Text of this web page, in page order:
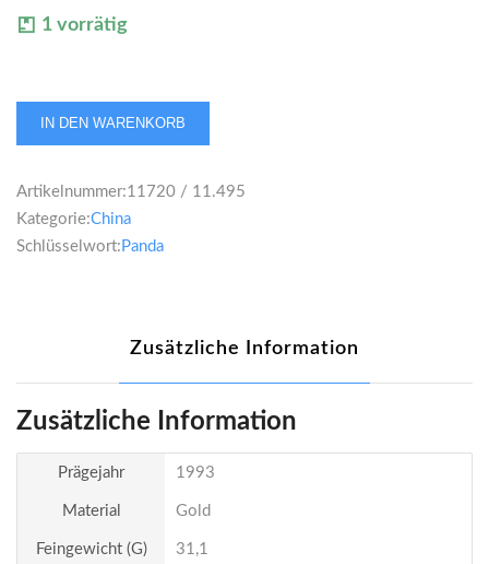
1 vorrätig
China
Yuan
1993
1
IN DEN WARENKORB
Artikelnummer:11720 / 11.495
Kategorie:China
Schlüsselwort: Panda
Zusätzliche Information
Zusätzliche Information
Prägejahr 1993
Material Gold
Feingewicht (g) 31,1